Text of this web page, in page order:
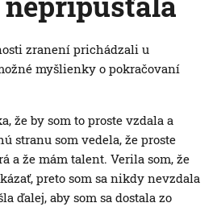
zranení prichádzali u
myšlienky o pokračovaní
že by som to proste vzdala a
stranu som vedela, že proste
a že mám talent. Verila som, že
preto som sa nikdy nevzdala
ďalej, aby som sa dostala zo